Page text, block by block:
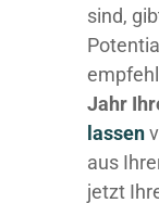
sind,
Jahr
lassen
aus
jetzt